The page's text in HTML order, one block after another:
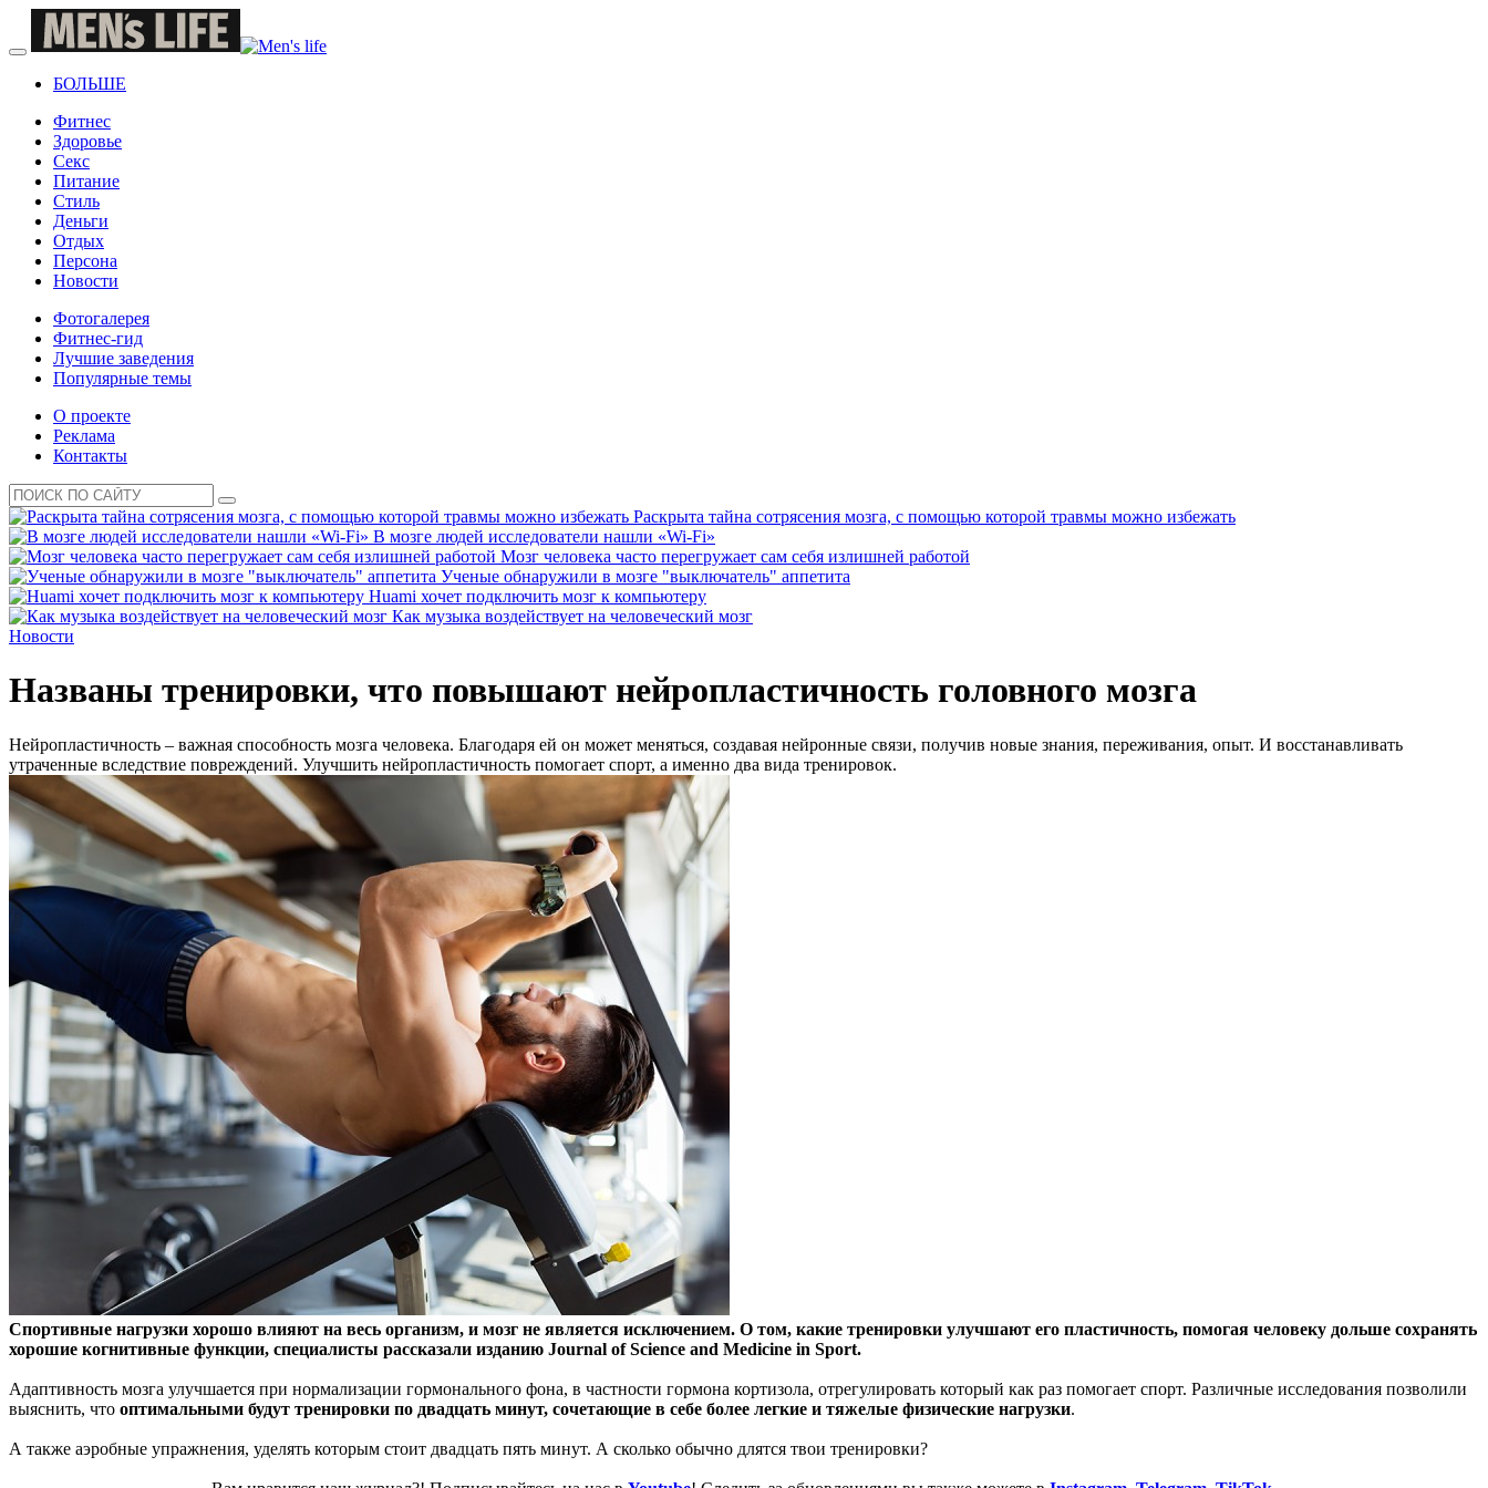
БОЛЬШЕ
Фитнес
Здоровье
Секс
Питание
Стиль
Деньги
Отдых
Персона
Новости
Фотогалерея
Фитнес-гид
Лучшие заведения
Популярные темы
О проекте
Реклама
Контакты
Раскрыта тайна сотрясения мозга, с помощью которой травмы можно избежать
В мозге людей исследователи нашли «Wi-Fi»
Мозг человека часто перегружает сам себя излишней работой
Ученые обнаружили в мозге "выключатель" аппетита
Huami хочет подключить мозг к компьютеру
Как музыка воздействует на человеческий мозг
Новости
Названы тренировки, что повышают нейропластичность головного мозга
Нейропластичность – важная способность мозга человека. Благодаря ей он может меняться, создавая нейронные связи, получив новые знания, переживания, опыт. И восстанавливать
утраченные вследствие повреждений. Улучшить нейропластичность помогает спорт, а именно два вида тренировок.
Спортивные нагрузки хорошо влияют на весь организм, и мозг не является исключением. О том, какие тренировки улучшают его пластичность, помогая человеку дольше сохранять
хорошие когнитивные функции, специалисты рассказали изданию Journal of Science and Medicine in Sport.
Адаптивность мозга улучшается при нормализации гормонального фона, в частности гормона кортизола, отрегулировать который как раз помогает спорт. Различные исследования позволили
выяснить, что оптимальными будут тренировки по двадцать минут, сочетающие в себе более легкие и тяжелые физические нагрузки.
А также аэробные упражнения, уделять которым стоит двадцать пять минут. А сколько обычно длятся твои тренировки?